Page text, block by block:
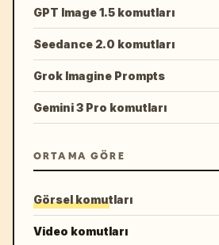
GPT Image 1.5 komutları
Seedance 2.0 komutları
Grok Imagine Prompts
Gemini 3 Pro komutları
ORTAMA GÖRE
Görsel komutları
Video komutları